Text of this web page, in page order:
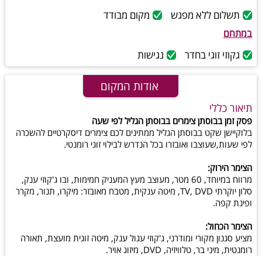
תשלום ללא מפגש
מקום מבודד
במתחם
גקוזי זוגי בחדר נגישות
אודות המקום
תיאור כללי
פסק זמן בבוסתן צימרים בבוסתן הגליל לפי שעה
בלוקיישן שקט בבוסתן הגליל ממתינים לכם צימרים דיסקרטיים להשכרה
לפי שעות,שעוצבו ואובזרו בכל הנדרש לבילוי זוגי רומנטי.
הצימר הירוק:
מרווח במיוחד, 60 מטר, מעוצב מעץ המעניק חמימות, ובו ג'קוזי ענק,
סלון יוקרתי TV, DVD, מיטה ענקית, מטבח מאובזר: מיקרו, תנור, מקרר
ופינת קפה.
הצימר הכחול:
מציע סגנון מקורי ומודרני, ג'קוזי עגול ענק, מיטה זוגית מועצת, תאורה
רומנטית, מיני בר, טלוויזיה, DVD, מיזוג אויר.